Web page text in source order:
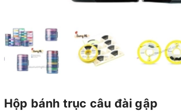
Hộp bánh trục câu đài gập